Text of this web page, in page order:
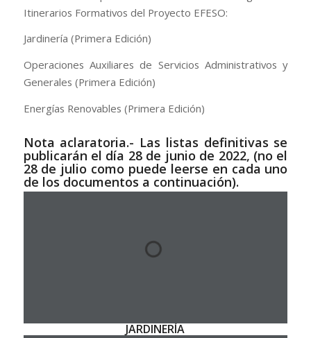
Itinerarios Formativos del Proyecto EFESO:
Jardinería (Primera Edición)
Operaciones Auxiliares de Servicios Administrativos y
Generales (Primera Edición)
Energías Renovables (Primera Edición)
Nota aclaratoria.- Las listas definitivas se
publicarán el día 28 de junio de 2022, (no el
28 de julio como puede leerse en cada uno
de los documentos a continuación).
JARDINERÍA